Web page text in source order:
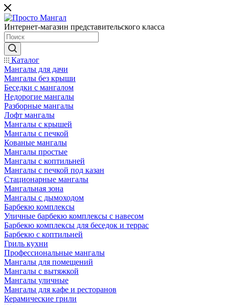
Интернет-магазин представительского класса
Каталог
Мангалы для дачи
Мангалы без крыши
Беседки с мангалом
Недорогие мангалы
Разборные мангалы
Лофт мангалы
Мангалы с крышей
Мангалы с печкой
Кованые мангалы
Мангалы простые
Мангалы с коптильней
Мангалы с печкой под казан
Стационарные мангалы
Мангальная зона
Мангалы с дымоходом
Барбекю комплексы
Уличные барбекю комплексы с навесом
Барбекю комплексы для беседок и террас
Барбекю с коптильней
Гриль кухни
Профессиональные мангалы
Мангалы для помещений
Мангалы с вытяжкой
Мангалы уличные
Мангалы для кафе и ресторанов
Керамические грили